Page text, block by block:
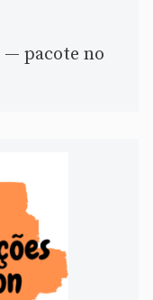
— pacote no